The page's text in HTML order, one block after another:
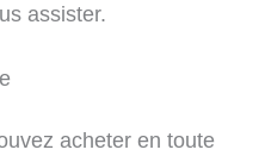
assister.
acheter en toute